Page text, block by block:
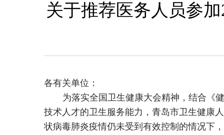
关于推荐医务人员参
各有关单位：
为落实全国卫生健康大会精神，结合《
技术人才的卫生服务能力，青岛市卫生健康
状病毒肺炎疫情仍未受到有效控制的情况下